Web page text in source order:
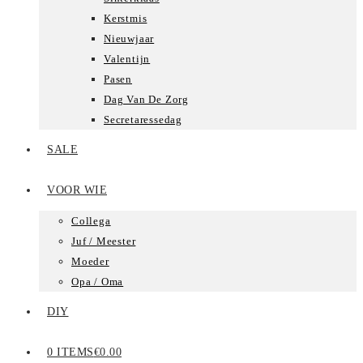
Kerstmis
Nieuwjaar
Valentijn
Pasen
Dag Van De Zorg
Secretaressedag
SALE
VOOR WIE
Collega
Juf / Meester
Moeder
Opa / Oma
DIY
0 ITEMS€0.00